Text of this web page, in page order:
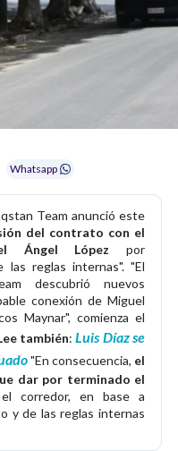
Whatsapp
Team anunció este
del contrato con el
Ángel López por
las reglas internas". "El
descubrió nuevos
conexión de Miguel
Maynar", comienza el
también: Luis Díaz se
"En consecuencia, el
dar por terminado el
corredor, en base a
y de las reglas internas